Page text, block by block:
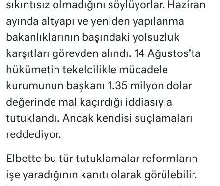
sıkıntısız olmadığını söylüyorlar. Haziran
ayında altyapı ve yeniden yapılanma
bakanlıklarının başındaki yolsuzluk
karşıtları görevden alındı. 14 Ağustos’ta
hükümetin tekelcilikle mücadele
kurumunun başkanı 1.35 milyon dolar
değerinde mal kaçırdığı iddiasıyla
tutuklandı. Ancak kendisi suçlamaları
reddediyor.
Elbette bu tür tutuklamalar reformların
işe yaradığının kanıtı olarak görülebilir.